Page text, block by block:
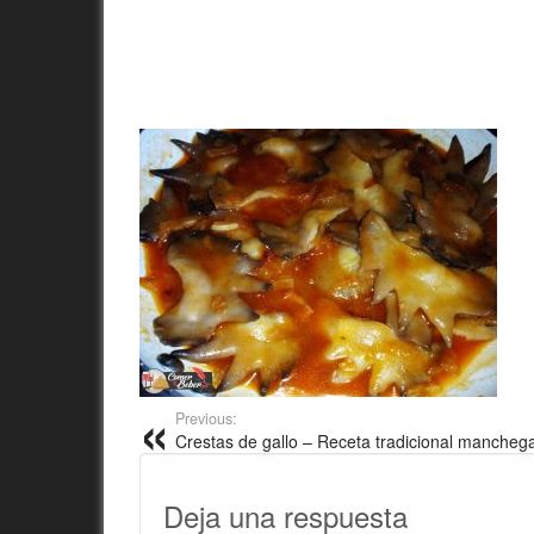
Previous:
Crestas de gallo – Receta tradicional
Deja una respuesta